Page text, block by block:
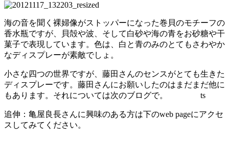
海の音を聞く裸婦像がストッパーになった巻貝のモチーフの
香水瓶ですが、貝殻や波、そして白砂や海の青をお砂糖や干
菓子で表現しています。色は、白と青のみのとてもさわやか
なディスプレーが素敵でしょ。
小さな四つの世界ですが、藤田さんのセンスがとても生きた
ディスプレーです。藤田さんにお願いしたのはまだまだ他に
もあります。それについては次のブログで。 ts
追伸：亀屋良長さんに興味のある方は下のweb pageにアクセ
スしてみてください。